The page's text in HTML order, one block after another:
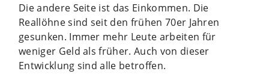
Die andere Seite ist das Einkommen. Die
Reallöhne sind seit den frühen 70er Jahren
gesunken. Immer mehr Leute arbeiten für
weniger Geld als früher. Auch von dieser
Entwicklung sind alle betroffen.